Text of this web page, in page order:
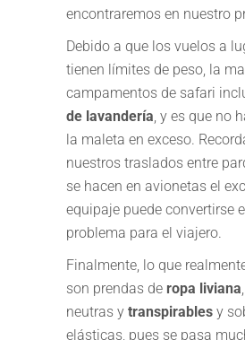
encontraremos en nuestro
Debido a que los vuelos a
tienen límites de peso, la
campamentos de safari
de lavandería , y es que no
la maleta en exceso.
nuestros traslados entre
se hacen en avionetas el
equipaje puede convertirse
problema para el viajero.
Finalmente, lo que
son prendas de ropa liviana
neutras y transpirables y
elásticas, pues se pasa